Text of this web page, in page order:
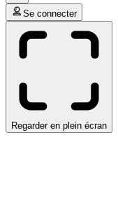
Se connecter
Regarder en plein écran